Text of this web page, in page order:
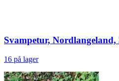
Svampetur, Nordlangeland,
16 på lager